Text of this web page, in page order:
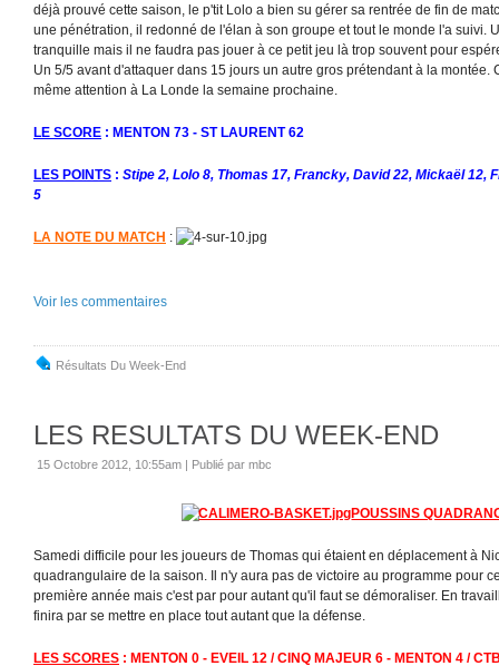
déjà prouvé cette saison, le p'tit Lolo a bien su gérer sa rentrée de fin de
une pénétration, il redonné de l'élan à son groupe et tout le monde l'a suivi.
tranquille mais il ne faudra pas jouer à ce petit jeu là trop souvent pour
Un 5/5 avant d'attaquer dans 15 jours un autre gros prétendant à la montée.
même attention à La Londe la semaine prochaine.
LE SCORE : MENTON 73 - ST LAURENT 62
LES POINTS : Stipe 2, Lolo 8, Thomas 17, Francky, David 22, Mickaël 12,
5
LA NOTE DU MATCH :
Voir les commentaires
Résultats Du Week-End
LES RESULTATS DU WEEK-END
15 Octobre 2012, 10:55am | Publié par mbc
POUSSINS
Samedi difficile pour les joueurs de Thomas qui étaient en déplacement à
quadrangulaire de la saison. Il n'y aura pas de victoire au programme pour
première année mais c'est par pour autant qu'il faut se démoraliser. En
finira par se mettre en place tout autant que la défense.
LES SCORES : MENTON 0 - EVEIL 12 / CINQ MAJEUR 6 - MENTON 4 /